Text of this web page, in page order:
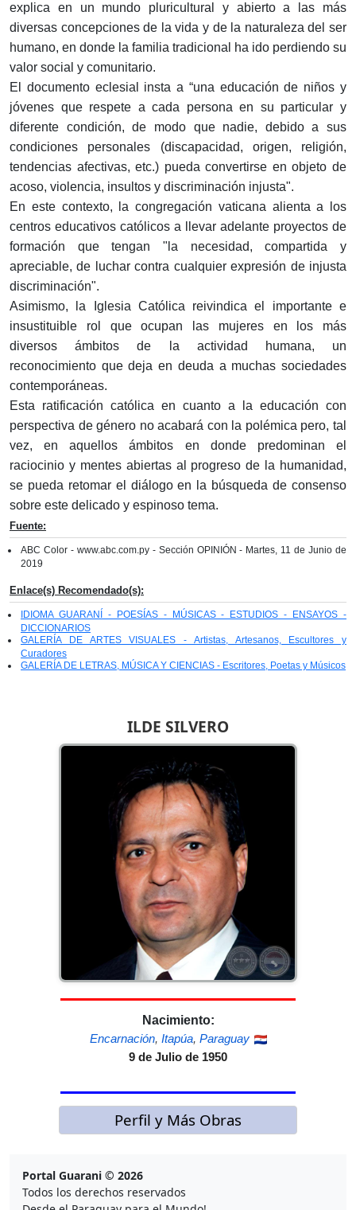
ILDE SILVERO
Nacimiento:
Encarnación, Itapúa, Paraguay
9 de Julio de 1950
Perfil y Más Obras
explica en un mundo pluricultural y abierto a las más
diversas concepciones de la vida y de la naturaleza del ser
humano, en donde la familia tradicional ha ido perdiendo su
valor social y comunitario.
El documento eclesial insta a “una educación de niños y
jóvenes que respete a cada persona en su particular y
diferente condición, de modo que nadie, debido a sus
condiciones personales (discapacidad, origen, religión,
tendencias afectivas, etc.) pueda convertirse en objeto de
acoso, violencia, insultos y discriminación injusta".
En este contexto, la congregación vaticana alienta a los
centros educativos católicos a llevar adelante proyectos de
formación que tengan "la necesidad, compartida y
apreciable, de luchar contra cualquier expresión de injusta
discriminación".
Asimismo, la Iglesia Católica reivindica el importante e
insustituible rol que ocupan las mujeres en los más
diversos ámbitos de la actividad humana, un
reconocimiento que deja en deuda a muchas sociedades
contemporáneas.
Esta ratificación católica en cuanto a la educación con
perspectiva de género no acabará con la polémica pero, tal
vez, en aquellos ámbitos en donde predominan el
raciocinio y mentes abiertas al progreso de la humanidad,
se pueda retomar el diálogo en la búsqueda de consenso
sobre este delicado y espinoso tema.
Fuente:
ABC Color - www.abc.com.py - Sección OPINIÓN - Martes, 11 de Junio de
2019
Enlace(s) Recomendado(s):
IDIOMA GUARANÍ - POESÍAS - MÚSICAS - ESTUDIOS - ENSAYOS -
DICCIONARIOS
GALERÍA DE ARTES VISUALES - Artistas, Artesanos, Escultores y
Curadores
GALERÍA DE LETRAS, MÚSICA Y CIENCIAS - Escritores, Poetas y Músicos
Portal Guarani © 2026
Todos los derechos reservados